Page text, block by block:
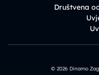
Društvena
© 2026 Dinamo